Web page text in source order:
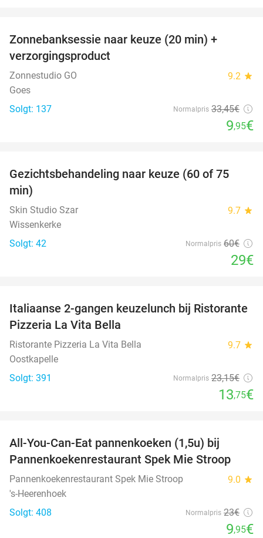
Zonnebanksessie naar keuze (20 min) +
verzorgingsproduct
Zonnestudio GO 9.2 star
Goes
Solgt: 137
Normalpris 33,45€
9,95€
52%
Gezichtsbehandeling naar keuze (60 of 75
min)
Skin Studio Szar 9.7 star
Wissenkerke
Solgt: 42
Normalpris 60€
29€
41%
Italiaanse 2-gangen keuzelunch bij Ristorante
Pizzeria La Vita Bella
Ristorante Pizzeria La Vita Bella 9.7 star
Oostkapelle
Solgt: 391
Normalpris 23,15€
13,75€
All-You-Can-Eat pannenkoeken (1,5u) bij
Pannenkoekenrestaurant Spek Mie Stroop
Pannenkoekenrestaurant Spek Mie Stroop 9.0 star
's-Heerenhoek
Solgt: 408
Normalpris 23€
9,95€